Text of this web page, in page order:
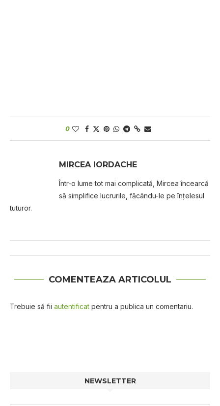
0
MIRCEA IORDACHE
Într-o lume tot mai complicată, Mircea încearcă
să simplifice lucrurile, făcându-le pe înțelesul
tuturor.
COMENTEAZA ARTICOLUL
Trebuie să fii autentificat pentru a publica un comentariu.
NEWSLETTER